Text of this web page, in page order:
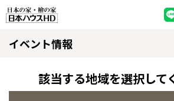
脱炭素・檜の家
環境にやさしい、脱炭素社会の住宅
選ばれる理由
イベント情報
該当する地域を選択して